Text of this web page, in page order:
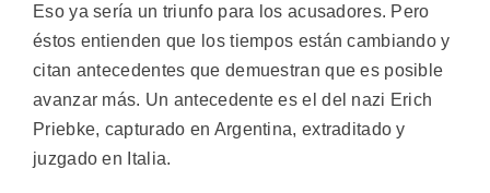
Eso ya sería un triunfo para los acusadores. Pero
éstos entienden que los tiempos están cambiando y
citan antecedentes que demuestran que es posible
avanzar más. Un antecedente es el del nazi Erich
Priebke, capturado en Argentina, extraditado y
juzgado en Italia.